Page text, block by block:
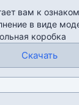
вам к
в виде
коробка
Скачать